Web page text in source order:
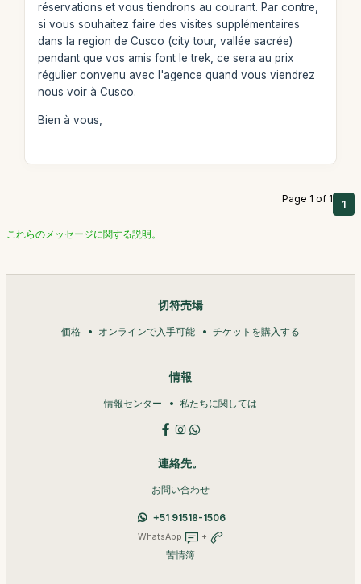
réservations et vous tiendrons au courant. Par contre,
si vous souhaitez faire des visites supplémentaires
dans la region de Cusco (city tour, vallée sacrée)
pendant que vos amis font le trek, ce sera au prix
régulier convenu avec l'agence quand vous viendrez
nous voir à Cusco.
Bien à vous,
Page 1 of 1 1
これらのメッセージに関する説明。
切符売場
価格 オンラインで入手可能 チケットを購入する
情報
情報センター 私たちに関しては
連絡先。
お問い合わせ
+51 91518-1506
WhatsApp +
苦情簿